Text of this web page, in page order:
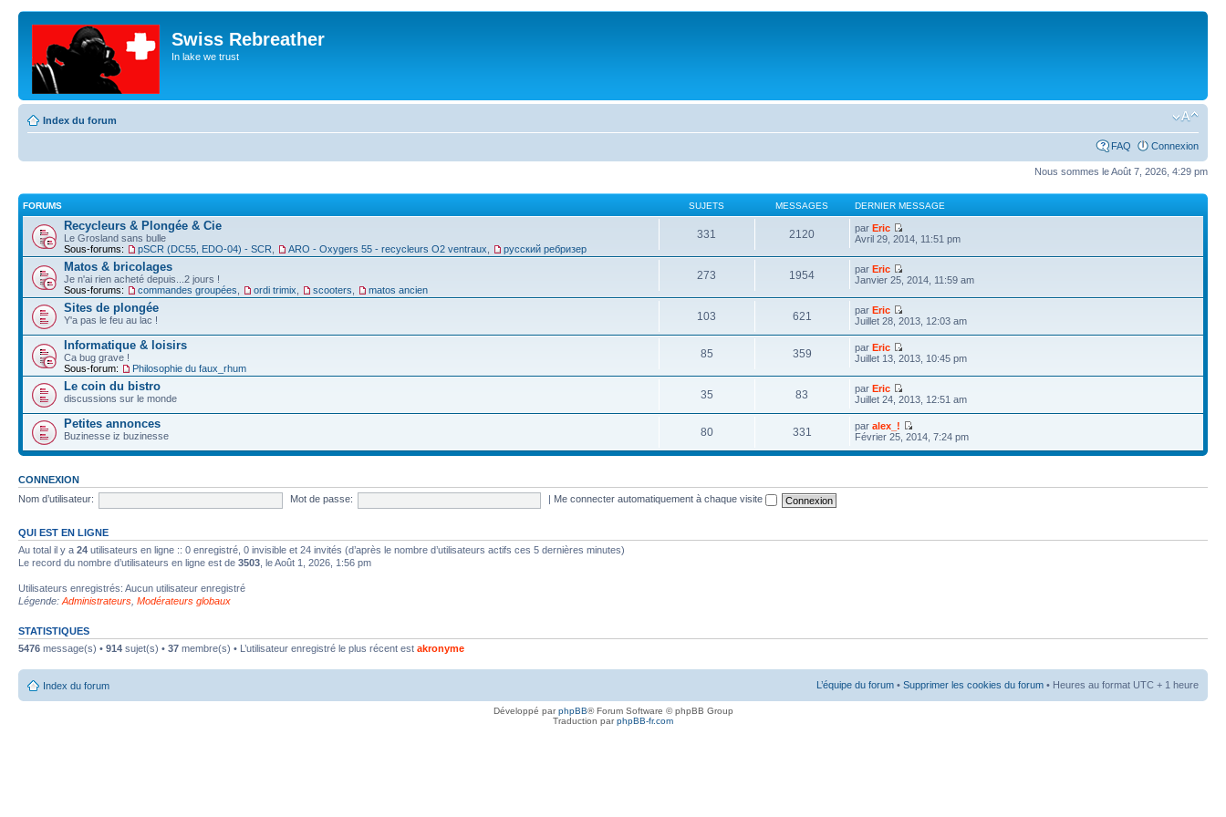
Swiss Rebreather
In lake we trust
Index du forum
FAQ Connexion
Nous sommes le Août 7, 2026, 4:29 pm
FORUMS SUJETS MESSAGES DERNIER MESSAGE
Recycleurs & Plongée & Cie
Le Grosland sans bulle
Sous-forums:
pSCR (DC55, EDO-04) - SCR ARO - Oxygers 55 - recycleurs O2 ventraux русский ребризер
331 2120 parEric
Avril 29, 2014, 11:51 pm
Matos & bricolages
Je n'ai rien acheté depuis...2 jours !
Sous-forums:
commandes groupées ordi trimix scooters matos ancien
273 1954 parEric
Janvier 25, 2014, 11:59 am
Sites de plongée
Y'a pas le feu au lac ! 103 621 parEric
Juillet 28, 2013, 12:03 am
Informatique & loisirs
Ca bug grave !
Sous-forum:
Philosophie du faux_rhum
85 359 parEric
Juillet 13, 2013, 10:45 pm
Le coin du bistro
discussions sur le monde 35 83 parEric
Juillet 24, 2013, 12:51 am
Petites annonces
Buzinesse iz buzinesse 80 331 paralex_!
Février 25, 2014, 7:24 pm
CONNEXION
Nom d’utilisateur:
Mot de passe: Me connecter automatiquement à chaque visite
QUI EST EN LIGNE
Au total il y a 24 utilisateurs en ligne :: 0 enregistré, 0 invisible et 24 invités (d’après le nombre d’utilisateurs actifs ces 5 dernières minutes)
Le record du nombre d’utilisateurs en ligne est de 3503 , le Août 1, 2026, 1:56 pm
Utilisateurs enregistrés: Aucun utilisateur enregistré
Légende: Administrateurs Modérateurs globaux
STATISTIQUES
5476 message(s) • 914 sujet(s) • 37 membre(s) • L’utilisateur enregistré le plus récent est akronyme
Index du forum L’équipe du forum • Supprimer les cookies du forum • Heures au format UTC + 1 heure
Développé parphpBB® Forum Software © phpBB Group
Traduction parphpBB-fr.com